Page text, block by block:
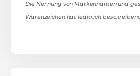
Die Nennung von Markennamen und
Warenzeichen hat lediglich